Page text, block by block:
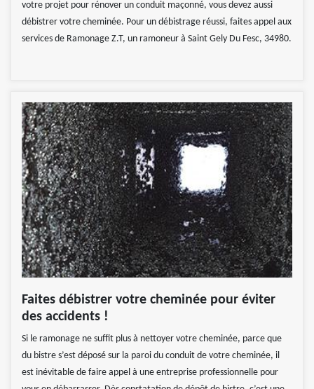
votre projet pour rénover un conduit maçonné, vous devez aussi
débistrer votre cheminée. Pour un débistrage réussi, faites appel aux
services de Ramonage Z.T, un ramoneur à Saint Gely Du Fesc, 34980.
Faites débistrer votre cheminée pour éviter
des accidents !
Si le ramonage ne suffit plus à nettoyer votre cheminée, parce que
du bistre s’est déposé sur la paroi du conduit de votre cheminée, il
est inévitable de faire appel à une entreprise professionnelle pour